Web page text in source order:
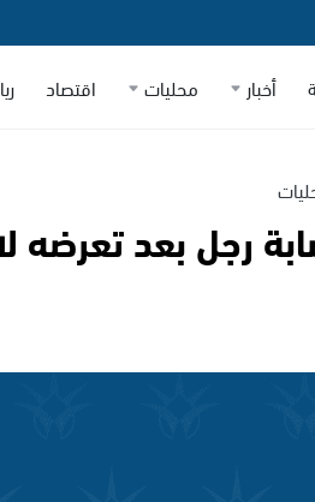
أخبار محليات اقتصاد
رجل بعد تعرضه